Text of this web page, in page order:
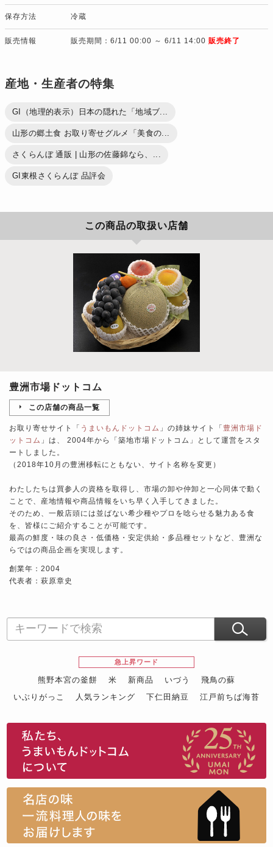
保存方法 冷蔵
販売情報 販売期間：6/11 00:00 ～ 6/11 14:00 販売終了
産地・生産者の特集
GI（地理的表示）日本の隠れた「地域ブ...
山形の郷土食 お取り寄せグルメ「美食の...
さくらんぼ 通販 | 山形の佐藤錦なら、...
GI東根さくらんぼ 品評会
この商品の取扱い店舗
豊洲市場ドットコム
この店舗の商品一覧
お取り寄せサイト「 うまいもんドットコム 」の姉妹サイト「 豊洲市場ド
ットコム 」は、 2004年から「築地市場ドットコム」として運営をスタ
ートしました。
（2018年10月の豊洲移転にともない、サイト名称を変更）
わたしたちは買参人の資格を取得し、市場の卸や仲卸と一心同体で動く
ことで、産地情報や商品情報をいち早く入手してきました。
そのため、一般店頭には並ばない希少種やプロを唸らせる魅力ある食
を、皆様にご紹介することが可能です。
最高の鮮度・味の良さ・低価格・安定供給・多品種セットなど、豊洲な
らではの商品企画を実現します。
創業年：2004
代表者：萩原章史
急上昇ワード
熊野本宮の釜餅 米 新商品 いづう
飛鳥の蘇
いぶりがっこ
人気ランキング 下仁田納豆
江戸前ちば海苔